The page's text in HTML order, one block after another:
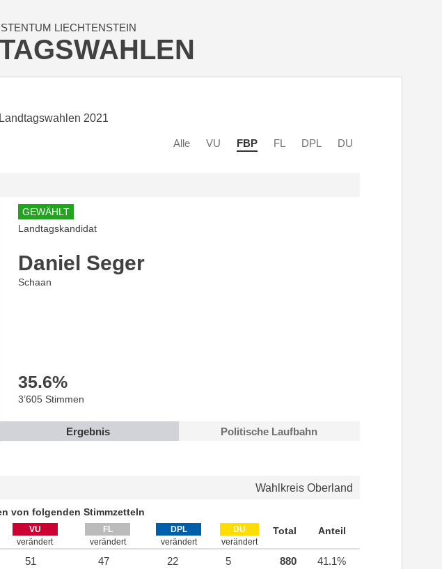
LIECHTENSTEIN
Landtagswahlen 2021
Alle VU FBP FL DPL DU
GEWÄHLT
Landtagskandidat
Daniel Seger
Schaan
35.6%
3’605 Stimmen
Ergebnis Politische Laufbahn
Wahlkreis Oberland
von folgenden Stimmzetteln
VU
verändert
FL
verändert
DPL
verändert
DU
verändert
Total Anteil
51 47 22 5 880 41.1%